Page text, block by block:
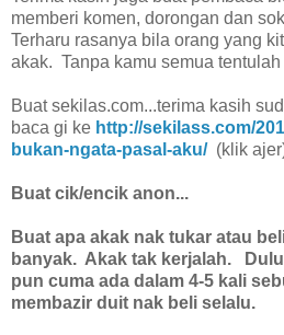
memberi komen, dorongan dan
Terharu rasanya bila orang yang
akak. Tanpa kamu semua
Buat sekilas.com...terima kasih
baca gi ke http://sekilass.com/
bukan-ngata-pasal-aku/(klik
Buat cik/encik anon...
Buat apa akak nak tukar atau
banyak. Akak tak kerjalah.
pun cuma ada dalam 4-5 kali
membazir duit nak beli selalu.